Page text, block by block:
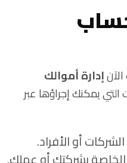
إدارة أموالك
يمكنك إجراؤها عبر
أو الأفراد.